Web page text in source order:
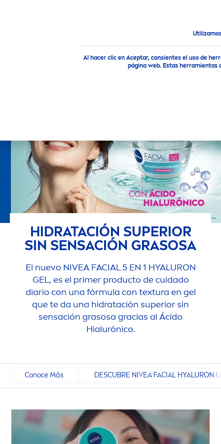
Al hacer clic en Aceptar, consientes el uso de
página web. Estas herramientas
HIDRATACIÓN SUPERIOR
SIN SENSACIÓN GRASOSA
El nuevo NIVEAFACIAL 5 EN 1 HYALURON
GEL, es el primer producto de cuidado
diario con una fórmula con textura en gel
que te da una hidratación superior sin
sensación grasosa gracias al Ácido
Hialurónico.
Conoce Más DESCUBRE NIVEA FACIAL HYALURON